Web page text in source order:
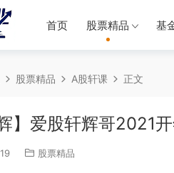
首页 股票精品 基
股票精品 A股轩课 正文
辉】爱股轩辉哥2021
股票精品